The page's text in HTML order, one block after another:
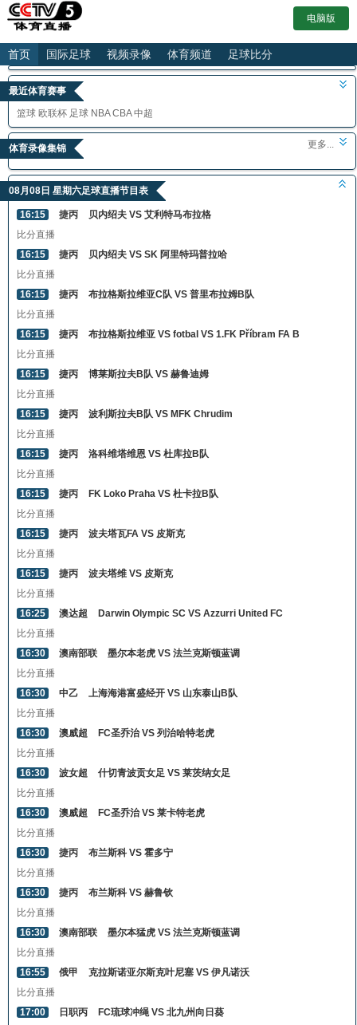
电脑版
首页 国际足球 视频录像 体育频道 足球比分
最近体育赛事
篮球 欧联杯 足球 NBA CBA 中超
体育录像集锦 更多...
08月08日 星期六足球直播节目表
16:15 捷丙
贝内绍夫 VS 艾利特马布拉格
比分直播
16:15
捷丙
贝内绍夫 VS SK 阿里特玛普拉哈
比分直播
16:15
捷丙
布拉格斯拉维亚C队 VS 普里布拉姆B队
比分直播
16:15
捷丙
布拉格斯拉维亚 VS fotbal VS 1.FK Příbram FA B
比分直播
16:15
捷丙
博莱斯拉夫B队 VS 赫鲁迪姆
比分直播
16:15
捷丙
波利斯拉夫B队 VS MFK Chrudim
比分直播
16:15
捷丙
洛科维塔维恩 VS 杜库拉B队
比分直播
16:15
捷丙
FK Loko Praha VS 杜卡拉B队
比分直播
16:15
捷丙
波夫塔瓦FA VS 皮斯克
比分直播
16:15
捷丙
波夫塔维 VS 皮斯克
比分直播
16:25
澳达超
Darwin Olympic SC VS Azzurri United FC
比分直播
16:30
澳南部联
墨尔本老虎 VS 法兰克斯顿蓝调
比分直播
16:30
中乙
上海海港富盛经开 VS 山东泰山B队
比分直播
16:30
澳威超
FC圣乔治 VS 列治哈特老虎
比分直播
16:30
波女超
什切青波贡女足 VS 莱茨纳女足
比分直播
16:30
澳威超
FC圣乔治 VS 莱卡特老虎
比分直播
16:30
捷丙
布兰斯科 VS 霍多宁
比分直播
16:30
捷丙
布兰斯科 VS 赫鲁钦
比分直播
16:30
澳南部联
墨尔本猛虎 VS 法兰克斯顿蓝调
比分直播
16:55
俄甲
克拉斯诺亚尔斯克叶尼塞 VS 伊凡诺沃
比分直播
17:00
日职丙
FC琉球冲绳 VS 北九州向日葵